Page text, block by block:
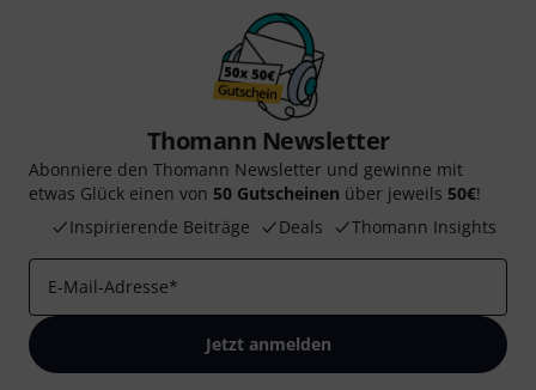
Thomann Newsletter
Abonniere den Thomann Newsletter und gewinne mit
etwas Glück einen von 50 Gutscheinen über jeweils 50€!
Inspirierende Beiträge
Deals Thomann Insights
E-Mail-Adresse*
Jetzt anmelden